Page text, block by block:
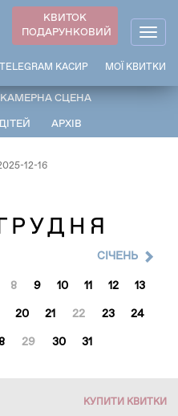
КВИТОК
ПОДАРУНКОВИЙ
МОЇ КВИТКИ
TELEGRAM КАСИР
КАМЕРНА СЦЕНА
АРХІВ
12-16
8 9 10 11 12 13
20 21 22 23 24
29 30 31
CІЧЕНЬ
КУПИТИ КВИТКИ